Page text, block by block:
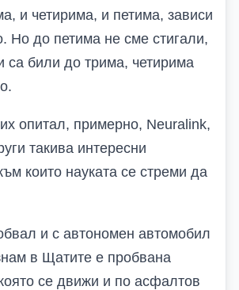
и четирима, и петима, зависи
Но до петима не сме стигали,
са били до трима, четирима
опитал, примерно, Neuralink,
такива интересни
които науката се стреми да
и с автономен автомобил
в Щатите е пробвана
се движи и по асфалтов